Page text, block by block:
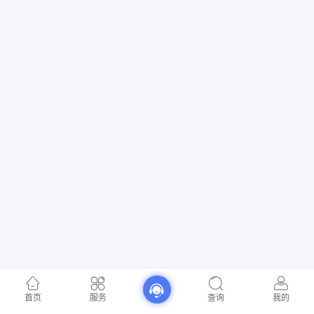
首页 服务 查询 我的